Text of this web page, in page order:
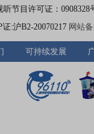
节目许可证：0908328
证:沪B2-20070217 网站
可持续发展